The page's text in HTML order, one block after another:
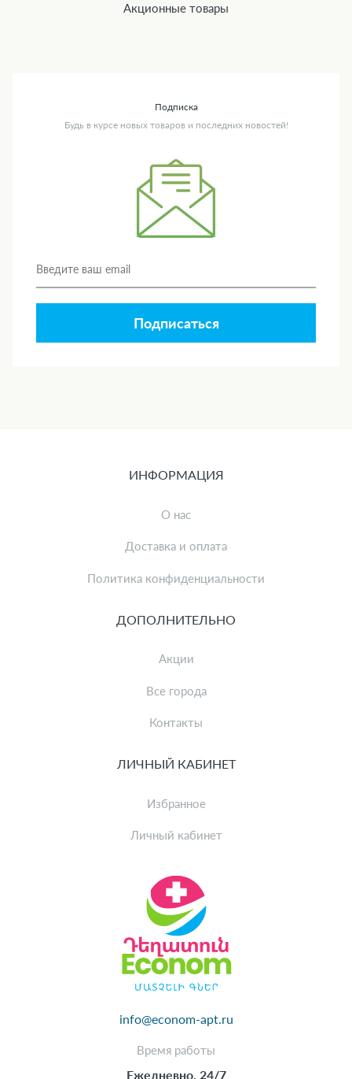
Акционные товары
Подписка
Будь в курсе новых товаров и последних новостей!
Подписаться
info@econom-apt.ru
Время работы
Ежедневно, 24/7
ИНФОРМАЦИЯ
О нас
Доставка и оплата
Политика конфиденциальности
ДОПОЛНИТЕЛЬНО
Акции
Все города
Контакты
ЛИЧНЫЙ КАБИНЕТ
Избранное
Личный кабинет